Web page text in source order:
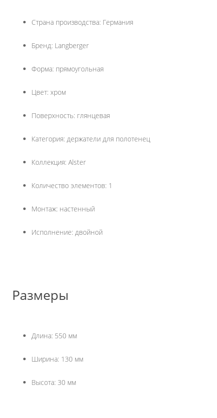
Страна производства: Германия
Бренд: Langberger
Форма: прямоугольная
Цвет: хром
Поверхность: глянцевая
Категория: держатели для полотенец
Коллекция: Alster
Количество элементов: 1
Монтаж: настенный
Исполнение: двойной
Размеры
Длина: 550 мм
Ширина: 130 мм
Высота: 30 мм